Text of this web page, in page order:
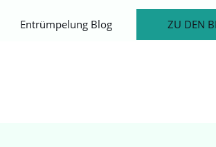
Entrümpelung Blog ZU DEN